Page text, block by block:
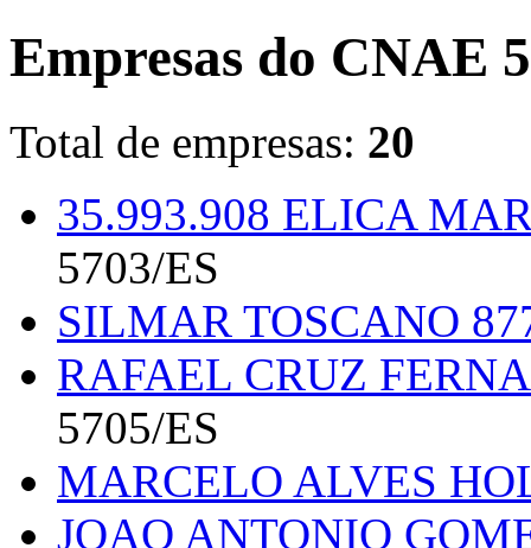
Empresas do CNAE
Total de empresas: 20
35.993.908 ELICA
5703/ES
SILMAR TOSCANO
RAFAEL CRUZ
5705/ES
MARCELO ALVES
JOAO ANTONIO